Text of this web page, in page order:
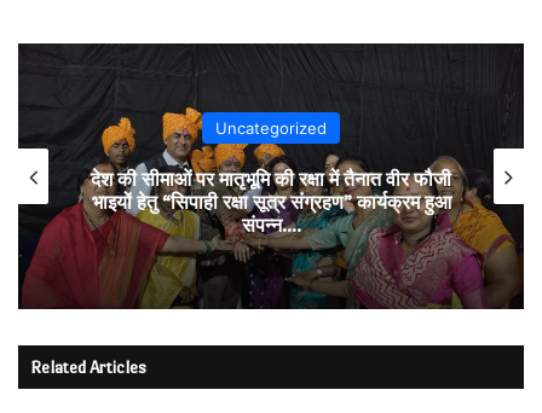
Uncategorized
देश की सीमाओं पर मातृभूमि की रक्षा में तैनात वीर फौजी
भाइयों हेतु “सिपाही रक्षा सूत्र संग्रहण” कार्यक्रम हुआ
संपन्न….
Related Articles